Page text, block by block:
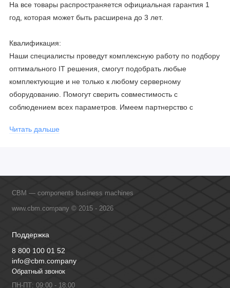
На все товары распространяется официальная гарантия 1
год, которая может быть расширена до 3 лет.
Квалификация:
Наши специалисты проведут комплексную работу по подбору
оптимального IT решения, смогут подобрать любые
комплектующие и не только к любому серверному
оборудованию. Помогут сверить совместимость с
соблюдением всех параметров. Имеем партнерство с
обучение сотрудников, что позволяет исключить ошибки даже
Читать дальше
CBM — components business machines
www.cbm.company © 2015 - 2026
Поддержка
8 800 100 01 52
info@cbm.company
Обратный звонок
ПН-ПТ: 09:00 - 18:00